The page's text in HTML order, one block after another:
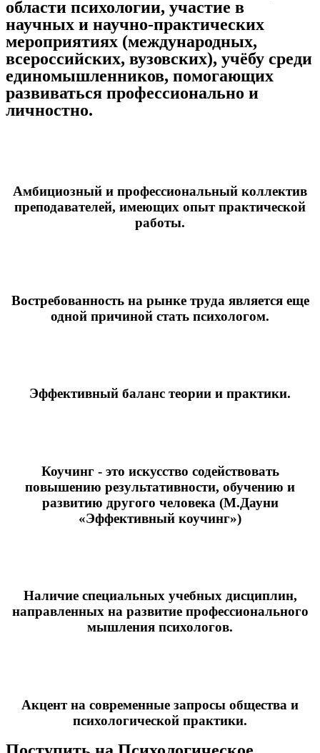
области психологии, участие в
научных и научно-практических
мероприятиях (международных,
всероссийских, вузовских), учёбу среди
единомышленников, помогающих
развиваться профессионально и
личностно.
Амбициозный и профессиональный коллектив
преподавателей, имеющих опыт практической
работы.
Востребованность на рынке труда является еще
одной причиной стать психологом.
Эффективный баланс теории и практики.
Коучинг - это искусство содействовать
повышению результативности, обучению и
развитию другого человека (М.Дауни
«Эффективный коучинг»)
Наличие специальных учебных дисциплин,
направленных на развитие профессионального
мышления психологов.
Акцент на современные запросы общества и
психологической практики.